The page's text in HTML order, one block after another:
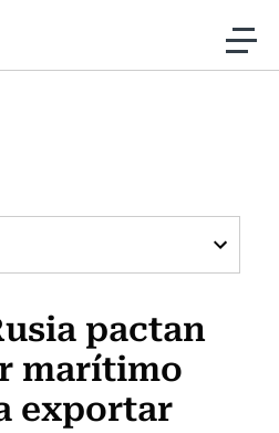
al contenido
Usach
pactan
marítimo
exportar